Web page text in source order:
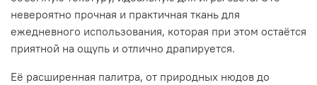
невероятно прочная и практичная ткань для
ежедневного использования, которая при этом остаётся
приятной на ощупь и отлично драпируется.
Её расширенная палитра, от природных нюдов до